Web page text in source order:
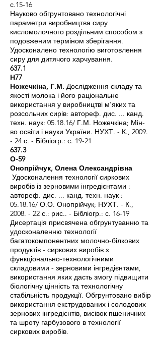
с.15-16
Науково обгрунтовано технологічні
параметри виробництва сиру
кисломолочного роздільним способом з
подовженим терміном зберігання.
Удосконалено технологію виготовлення
сиру для дитячого харчування.
637.1
Н77
Ножечкіна, Г.М. Дослідження складу та
якості молока і його раціональне
використання у виробництві м'яких та
розсольних сирів: автореф. дис. ... канд.
техн. наук: 05.18.16/ Г.М. Ножечкіна; Мін-
во освіти і науки України. НУХТ. - К., 2009.
- 24 с. - Бібліогр.: с. 19-21
637.3
О-59
Онопрійчук, Олена Олександрівна
Удосконалення технології сиркових
виробів із зерновими інгредієнтами :
автореф. дис. ... канд. техн. наук :
05.18.16/ О.О. Онопрійчук; НУХТ. - К.,
2008. - 22 с.: рис.. - Бібліогр.: с. 16-19
Дисертація присвячена обгрунтуванню та
удосконаленню технології
багатокомпонентних молочно-білкових
продуктів - сиркових виробів з
функціонально-технологічними
складовими - зерновими інгредієнтами,
використання яких дасть змогу підвищити
біологічну цінність та технологічну
стабільність продукції. Обгрунтовано вибір
використання екструдованих і солодових
зернових інгредієнтів, висівок пшеничних
та шроту гарбузового в технології
сиркових виробів.